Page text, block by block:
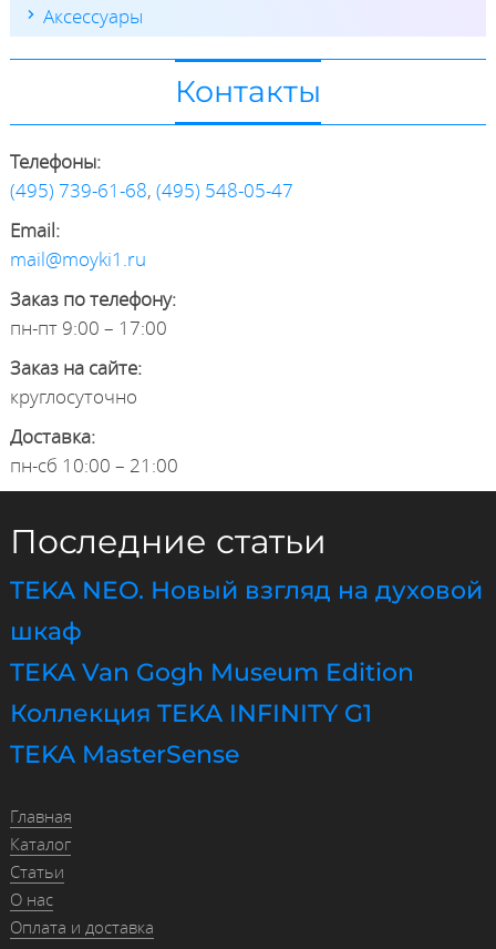
Аксессуары
Контакты
Телефоны:
(495) 739-61-68, (495) 548-05-47
Email:
mail@moyki1.ru
Заказ по телефону:
пн-пт 9:00 – 17:00
Заказ на сайте:
круглосуточно
Доставка:
пн-сб 10:00 – 21:00
Последние статьи
TEKA NEO. Новый взгляд на духовой
шкаф
TEKA Van Gogh Museum Edition
Коллекция TEKA INFINITY G1
TEKA MasterSense
Главная
Каталог
Статьи
О нас
Оплата и доставка